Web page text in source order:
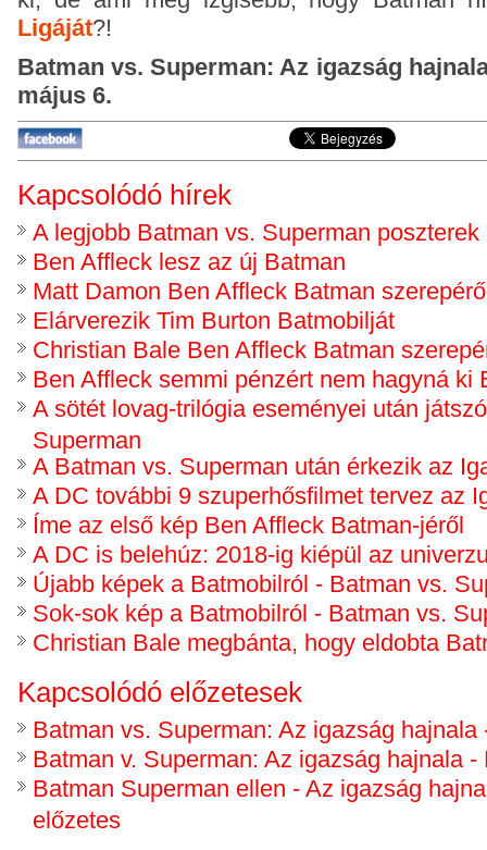
Ligáját?!
Batman vs. Superman: Az igazság
május 6.
Kapcsolódó hírek
A legjobb Batman vs. Superman poszterek
Ben Affleck lesz az új Batman
Matt Damon Ben Affleck Batman
Elárverezik Tim Burton Batmobilját
Christian Bale Ben Affleck Batman
Ben Affleck semmi pénzért nem hagyná ki
A sötét lovag-trilógia eseményei után
Superman
A Batman vs. Superman után érkezik az
A DC további 9 szuperhősfilmet tervez az
Íme az első kép Ben Affleck Batman-jéről
A DC is belehúz: 2018-ig kiépül az
Újabb képek a Batmobilról - Batman vs.
Sok-sok kép a Batmobilról - Batman vs.
Christian Bale megbánta, hogy eldobta
Kapcsolódó előzetesek
Batman vs. Superman: Az igazság hajnala
Batman v. Superman: Az igazság hajnala -
Batman Superman ellen - Az igazság
előzetes